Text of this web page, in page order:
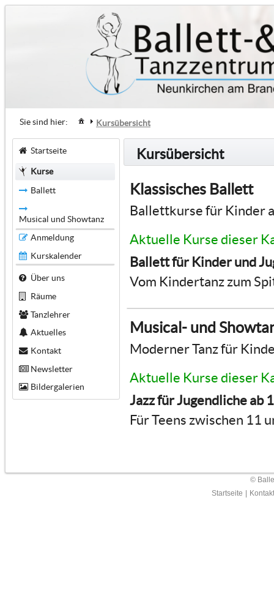
Sie sind hier: Kursübersicht
Startseite
Kurse
Ballett
Musical und Showtanz
Anmeldung
Kurskalender
Über uns
Räume
Tanzlehrer
Aktuelles
Kontakt
Newsletter
Bildergalerien
Kursübersicht
Klassisches Ballett
Ballettkurse für Kinder
Aktuelle Kurse dieser
Ballett für Kinder und
Vom Kindertanz zum
Musical- und
Moderner Tanz für
Aktuelle Kurse dieser
Jazz für Jugendliche ab
Für Teens zwischen 11
©
Startseite
Kontakt